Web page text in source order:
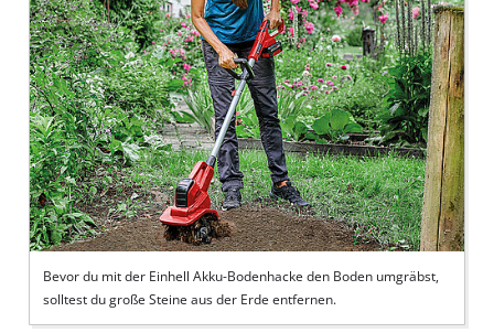
Bevor du mit der Einhell Akku-Bodenhacke den Boden umgräbst,
solltest du große Steine aus der Erde entfernen.